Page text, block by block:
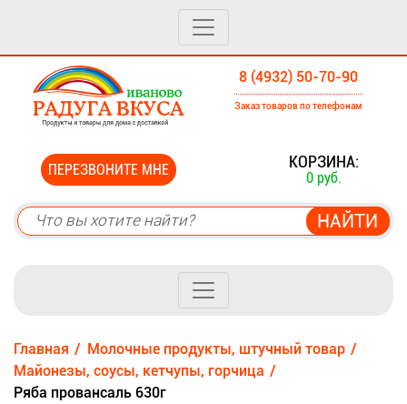
8 (4932) 50-70-90
Заказ товаров по телефонам
ПЕРЕЗВОНИТЕ МНЕ КОРЗИНА:
0 руб.
Главная
Молочные продукты, штучный товар
Майонезы, соусы, кетчупы, горчица
Ряба провансаль 630г